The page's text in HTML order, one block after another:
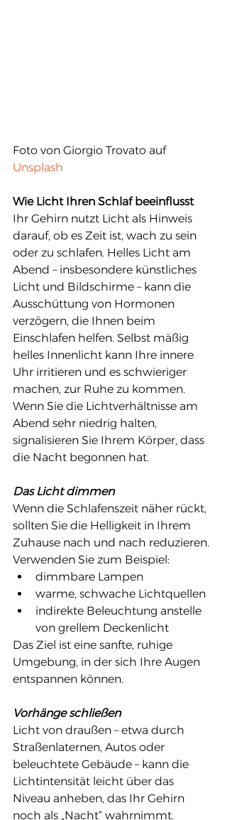
Foto von Giorgio Trovato auf
Unsplash
Wie Licht Ihren Schlaf beeinflusst
Ihr Gehirn nutzt Licht als Hinweis
darauf, ob es Zeit ist, wach zu sein
oder zu schlafen. Helles Licht am
Abend – insbesondere künstliches
Licht und Bildschirme – kann die
Ausschüttung von Hormonen
verzögern, die Ihnen beim
Einschlafen helfen. Selbst mäßig
helles Innenlicht kann Ihre innere
Uhr irritieren und es schwieriger
machen, zur Ruhe zu kommen.
Wenn Sie die Lichtverhältnisse am
Abend sehr niedrig halten,
signalisieren Sie Ihrem Körper, dass
die Nacht begonnen hat.
Das Licht dimmen
Wenn die Schlafenszeit näher rückt,
sollten Sie die Helligkeit in Ihrem
Zuhause nach und nach reduzieren.
Verwenden Sie zum Beispiel:
dimmbare Lampen
warme, schwache Lichtquellen
indirekte Beleuchtung anstelle
von grellem Deckenlicht
Das Ziel ist eine sanfte, ruhige
Umgebung, in der sich Ihre Augen
entspannen können.
Vorhänge schließen
Licht von draußen – etwa durch
Straßenlaternen, Autos oder
beleuchtete Gebäude – kann die
Lichtintensität leicht über das
Niveau anheben, das Ihr Gehirn
noch als „Nacht“ wahrnimmt.